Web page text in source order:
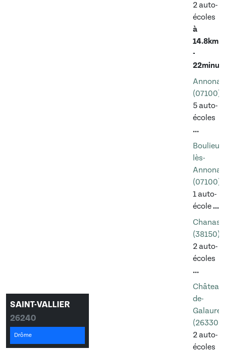
SAINT-VALLIER
26240
Drôme
2 auto-
écoles
à
14.8km
-
Annonay
(07100)
5 auto-
écoles
...
Boulieu-
lès-
Annonay
(07100)
1 auto-
école...
Chanas
(38150)
2 auto-
écoles
...
de-
Galaure
(26330)
2 auto-
écoles